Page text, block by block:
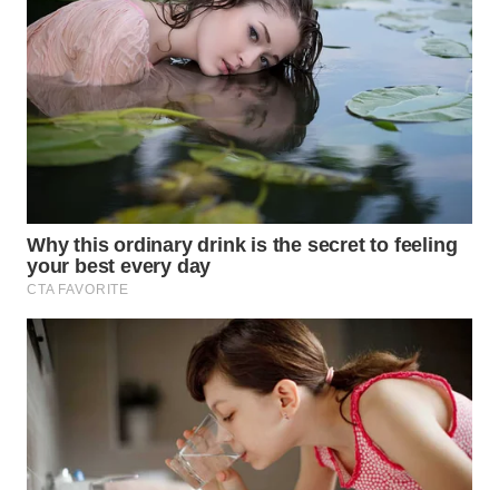
WN
CIREBON
WN
INDRAMAYU
WN
MAJALENGKA
SUBANG